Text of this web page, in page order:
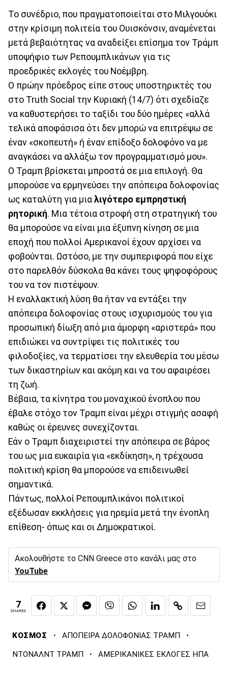
Το συνέδριο, που πραγματοποιείται στο Μιλγουόκι
στην κρίσιμη πολιτεία του Ουισκόνσιν, αναμένεται
μετά βεβαιότητας να αναδείξει επίσημα τον Τράμπ
υποψήφιο των Ρεπουμπλικάνων για τις
προεδρικές εκλογές του Νοέμβρη.
Ο πρώην πρόεδρος είπε στους υποστηρικτές του
στο Truth Social την Κυριακή (14/7) ότι σχεδίαζε
να καθυστερήσει το ταξίδι του δύο ημέρες «αλλά
τελικά αποφάσισα ότι δεν μπορώ να επιτρέψω σε
έναν «σκοπευτή» ή έναν επίδοξο δολοφόνο να με
αναγκάσει να αλλάξω τον προγραμματισμό μου».
Ο Τραμπ βρίσκεται μπροστά σε μια επιλογή. Θα
μπορούσε να ερμηνεύσει την απόπειρα δολοφονίας
ως καταλύτη για μια λιγότερο εμπρηστική
ρητορική. Μια τέτοια στροφή στη στρατηγική του
θα μπορούσε να είναι μια έξυπνη κίνηση σε μια
εποχή που πολλοί Αμερικανοί έχουν αρχίσει να
φοβούνται. Ωστόσο, με την συμπεριφορά που είχε
στο παρελθόν δύσκολα θα κάνει τους ψηφοφόρους
του να τον πιστέψουν.
Η εναλλακτική λύση θα ήταν να εντάξει την
απόπειρα δολοφονίας στους ισχυρισμούς του για
προσωπική δίωξη από μια άμορφη «αριστερά» που
επιδιώκει να συντρίψει τις πολιτικές του
φιλοδοξίες, να τερματίσει την ελευθερία του μέσω
των δικαστηρίων και ακόμη και να του αφαιρέσει
τη ζωή.
Βέβαια, τα κίνητρα του μοναχικού ένοπλου που
έβαλε στόχο τον Τραμπ είναι μέχρι στιγμής ασαφή
καθώς οι έρευνες συνεχίζονται.
Εάν ο Τραμπ διαχειριστεί την απόπειρα σε βάρος
του ως μια ευκαιρία για «εκδίκηση», η τρέχουσα
πολιτική κρίση θα μπορούσε να επιδεινωθεί
σημαντικά.
Πάντως, πολλοί Ρεπουμπλικάνοι πολιτικοί
εξέδωσαν εκκλήσεις για ηρεμία μετά την ένοπλη
επίθεση- όπως και οι Δημοκρατικοί.
Ακολουθήστε το CNN Greece στο κανάλι μας στο
YouTube
7
SHARES
ΚΟΣΜΟΣ · ΑΠΟΠΕΙΡΑ ΔΟΛΟΦΟΝΙΑΣ ΤΡΑΜΠ ·
ΝΤΟΝΑΛΝΤ ΤΡΑΜΠ · ΑΜΕΡΙΚΑΝΙΚΕΣ ΕΚΛΟΓΕΣ ΗΠΑ